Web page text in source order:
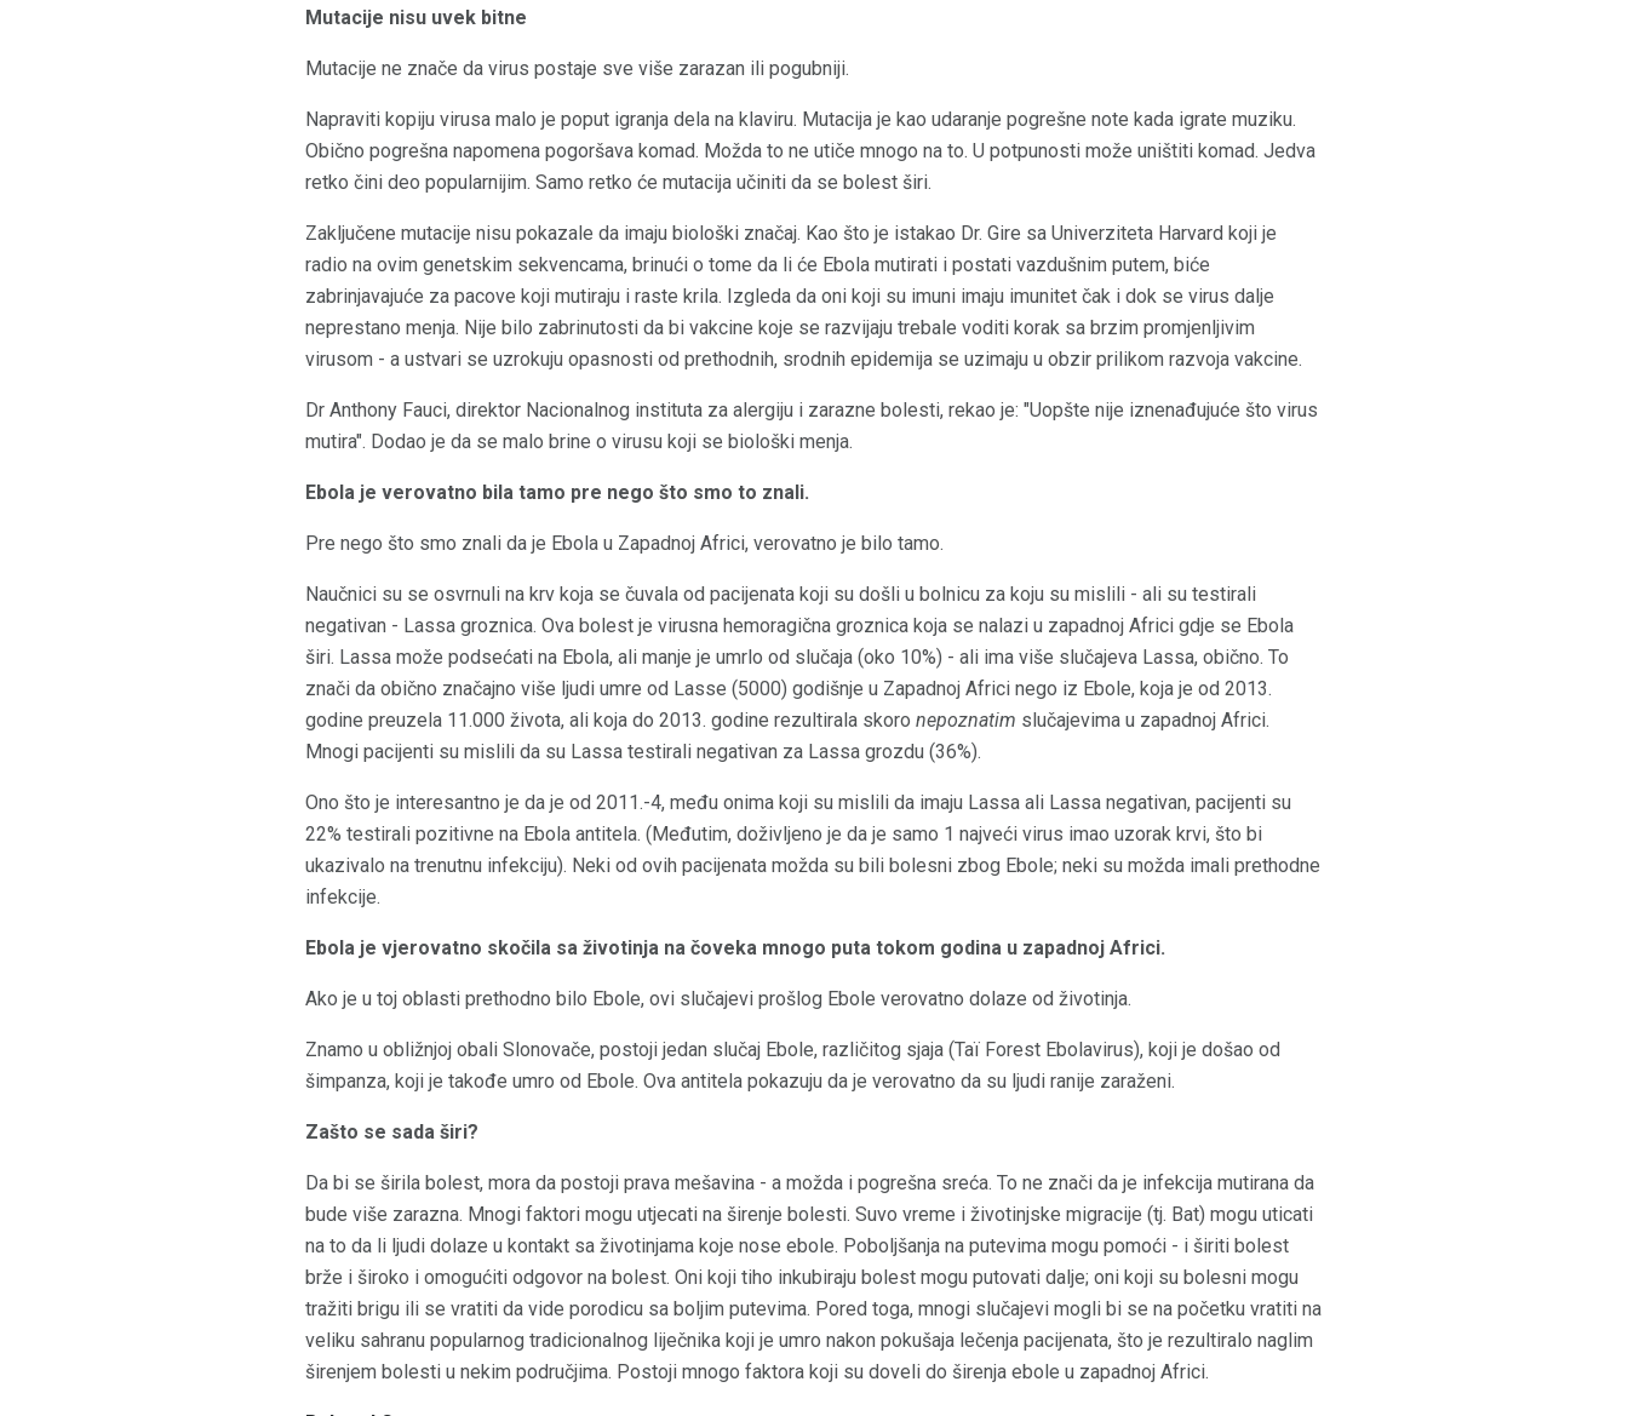
Mutacije nisu uvek bitne
Mutacije ne znače da virus postaje sve više zarazan ili pogubniji.
Napraviti kopiju virusa malo je poput igranja dela na klaviru. Mutacija je kao udaranje pogrešne note kada igrate muziku.
Obično pogrešna napomena pogoršava komad. Možda to ne utiče mnogo na to. U potpunosti može uništiti komad. Jedva
retko čini deo popularnijim. Samo retko će mutacija učiniti da se bolest širi.
Zaključene mutacije nisu pokazale da imaju biološki značaj. Kao što je istakao Dr. Gire sa Univerziteta Harvard koji je
radio na ovim genetskim sekvencama, brinući o tome da li će Ebola mutirati i postati vazdušnim putem, biće
zabrinjavajuće za pacove koji mutiraju i raste krila. Izgleda da oni koji su imuni imaju imunitet čak i dok se virus dalje
neprestano menja. Nije bilo zabrinutosti da bi vakcine koje se razvijaju trebale voditi korak sa brzim promjenljivim
virusom - a ustvari se uzrokuju opasnosti od prethodnih, srodnih epidemija se uzimaju u obzir prilikom razvoja vakcine.
Dr Anthony Fauci, direktor Nacionalnog instituta za alergiju i zarazne bolesti, rekao je: "Uopšte nije iznenađujuće što virus
mutira". Dodao je da se malo brine o virusu koji se biološki menja.
Ebola je verovatno bila tamo pre nego što smo to znali.
Pre nego što smo znali da je Ebola u Zapadnoj Africi, verovatno je bilo tamo.
Naučnici su se osvrnuli na krv koja se čuvala od pacijenata koji su došli u bolnicu za koju su mislili - ali su testirali
negativan - Lassa groznica. Ova bolest je virusna hemoragična groznica koja se nalazi u zapadnoj Africi gdje se Ebola
širi. Lassa može podsećati na Ebola, ali manje je umrlo od slučaja (oko 10%) - ali ima više slučajeva Lassa, obično. To
znači da obično značajno više ljudi umre od Lasse (5000) godišnje u Zapadnoj Africi nego iz Ebole, koja je od 2013.
godine preuzela 11.000 života, ali koja do 2013. godine rezultirala skoro nepoznatim slučajevima u zapadnoj Africi.
Mnogi pacijenti su mislili da su Lassa testirali negativan za Lassa grozdu (36%).
Ono što je interesantno je da je od 2011.-4, među onima koji su mislili da imaju Lassa ali Lassa negativan, pacijenti su
22% testirali pozitivne na Ebola antitela. (Međutim, doživljeno je da je samo 1 najveći virus imao uzorak krvi, što bi
ukazivalo na trenutnu infekciju). Neki od ovih pacijenata možda su bili bolesni zbog Ebole; neki su možda imali prethodne
infekcije.
Ebola je vjerovatno skočila sa životinja na čoveka mnogo puta tokom godina u zapadnoj Africi.
Ako je u toj oblasti prethodno bilo Ebole, ovi slučajevi prošlog Ebole verovatno dolaze od životinja.
Znamo u obližnjoj obali Slonovače, postoji jedan slučaj Ebole, različitog sjaja (Taï Forest Ebolavirus), koji je došao od
šimpanza, koji je takođe umro od Ebole. Ova antitela pokazuju da je verovatno da su ljudi ranije zaraženi.
Zašto se sada širi?
Da bi se širila bolest, mora da postoji prava mešavina - a možda i pogrešna sreća. To ne znači da je infekcija mutirana da
bude više zarazna. Mnogi faktori mogu utjecati na širenje bolesti. Suvo vreme i životinjske migracije (tj. Bat) mogu uticati
na to da li ljudi dolaze u kontakt sa životinjama koje nose ebole. Poboljšanja na putevima mogu pomoći - i širiti bolest
brže i široko i omogućiti odgovor na bolest. Oni koji tiho inkubiraju bolest mogu putovati dalje; oni koji su bolesni mogu
tražiti brigu ili se vratiti da vide porodicu sa boljim putevima. Pored toga, mnogi slučajevi mogli bi se na početku vratiti na
veliku sahranu popularnog tradicionalnog liječnika koji je umro nakon pokušaja lečenja pacijenata, što je rezultiralo naglim
širenjem bolesti u nekim područjima. Postoji mnogo faktora koji su doveli do širenja ebole u zapadnoj Africi.